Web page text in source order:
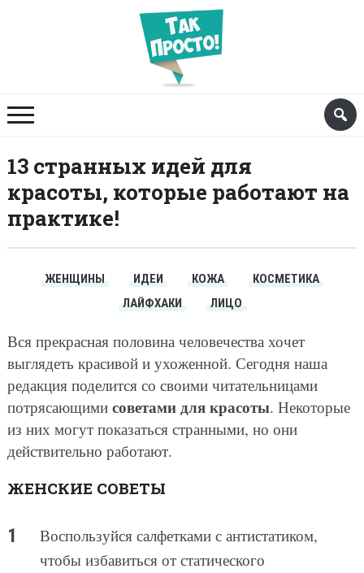
13 странных идей для
красоты, которые работают на
практике!
ЖЕНЩИНЫ ИДЕИ КОЖА
КОСМЕТИКА
ЛАЙФХАКИ
ЛИЦО
Вся прекрасная половина человечества хочет
выглядеть красивой и ухоженной. Сегодня наша
редакция поделится со своими читательницами
потрясающими советами для красоты. Некоторые
из них могут показаться странными, но они
действительно работают.
ЖЕНСКИЕ СОВЕТЫ
Воспользуйся салфетками с антистатиком,
чтобы избавиться от статического